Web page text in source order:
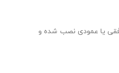
یا عمودی نصب شده و